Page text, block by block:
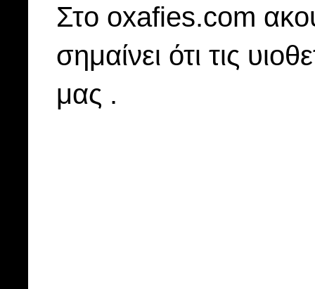
Στo oxafies.com
σημαίνει ότι τις
μας .